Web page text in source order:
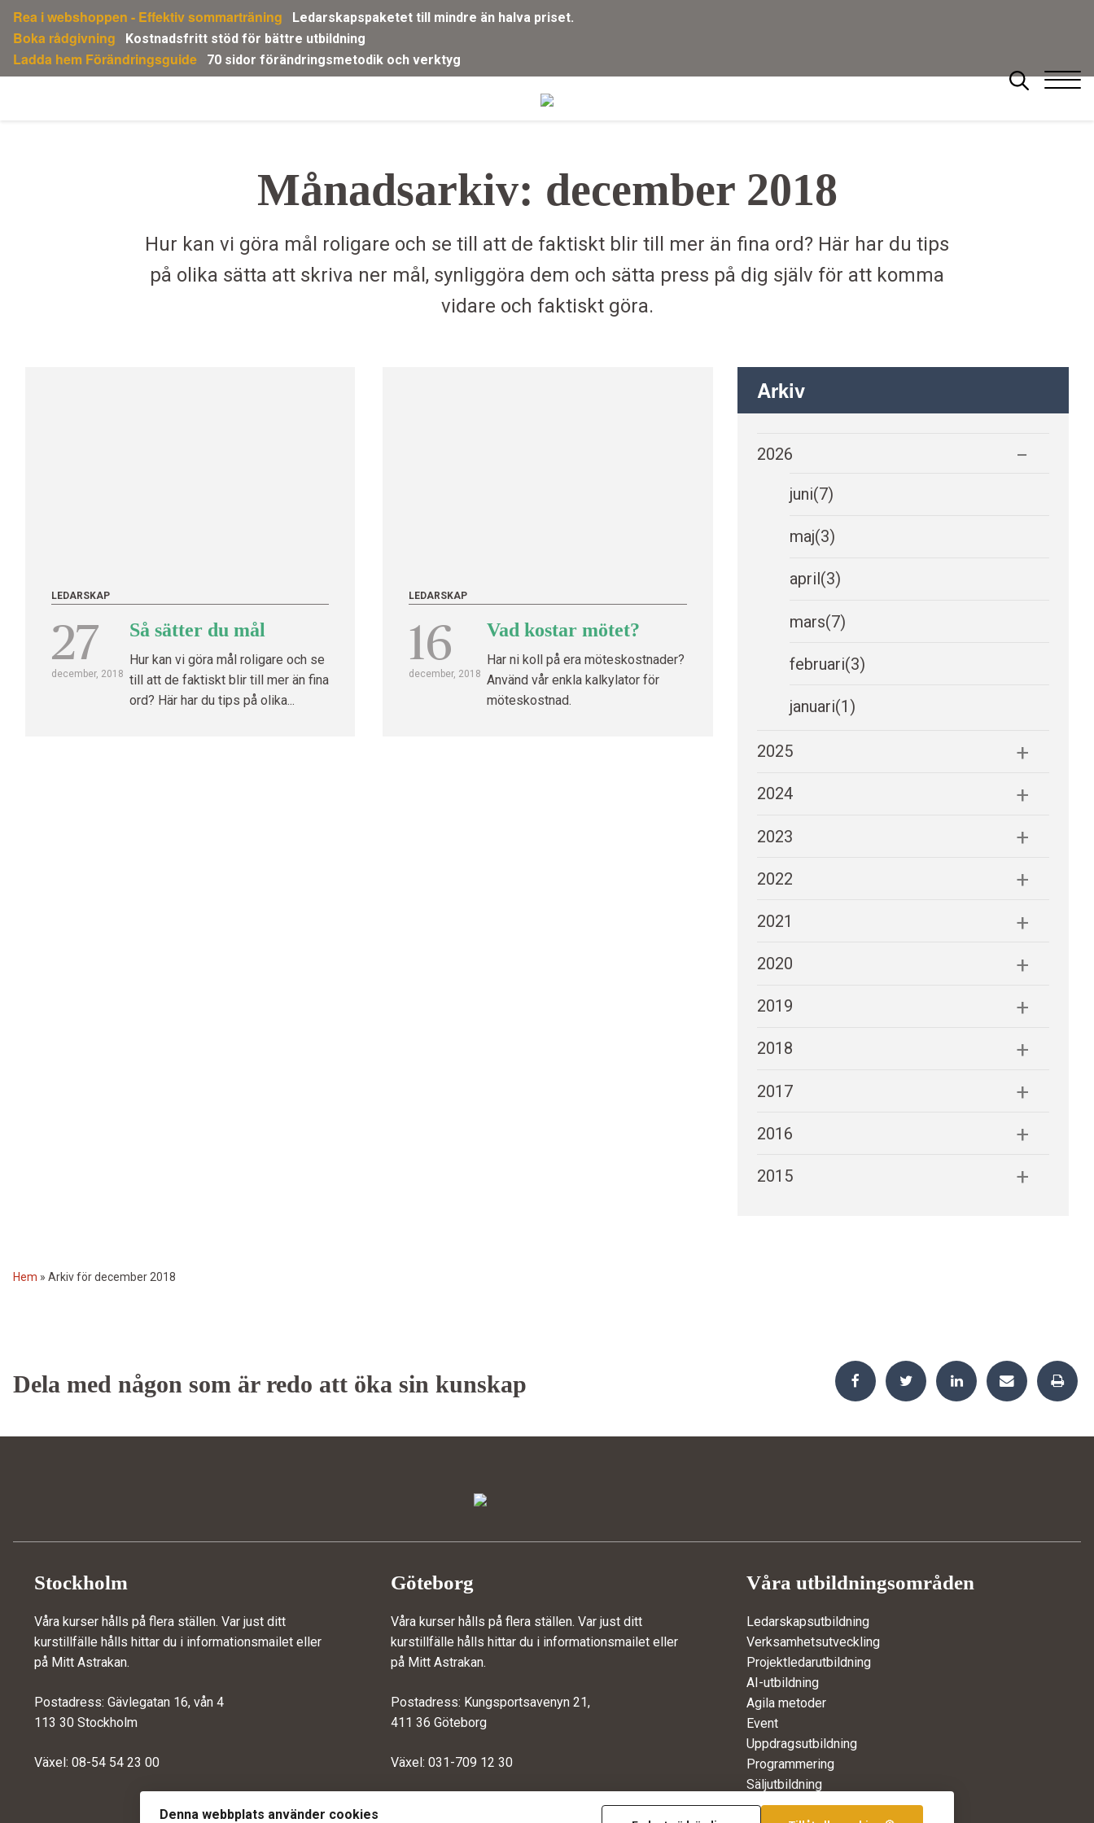
direkt
Rea i webshoppen - Effektiv sommarträning Ledarskapspaketet till mindre än halva priset.
Boka rådgivning Kostnadsfritt stöd för bättre utbildning
Ladda hem Förändringsguide 70 sidor förändringsmetodik och verktyg
Sök
Månadsarkiv: december 2018
Hur kan vi göra mål roligare och se till att de faktiskt blir till mer än fina ord? Här har du tips
på olika sätta att skriva ner mål, synliggöra dem och sätta press på dig själv för att komma
vidare och faktiskt göra.
LEDARSKAP
27
december, 2018
Så sätter du mål
Hur kan vi göra mål roligare och se
till att de faktiskt blir till mer än fina
ord? Här har du tips på olika...
LEDARSKAP
16
december, 2018
Vad kostar mötet?
Har ni koll på era möteskostnader?
Använd vår enkla kalkylator för
möteskostnad.
Arkiv
2026
juni(7)
maj(3)
april (3)
mars(7)
februari(3)
januari(1)
2025
2024
2023
2022
2021
2020
2019
2018
2017
2016
2015
Hem » Arkiv för december 2018
Dela med någon som är redo att öka sin kunskap
Stockholm
Våra kurser hålls på flera ställen. Var just ditt
kurstillfälle hålls hittar du i informationsmailet eller
på Mitt Astrakan.
Postadress: Gävlegatan 16, vån 4
113 30 Stockholm
Växel: 08-54 54 23 00
Göteborg
Våra kurser hålls på flera ställen. Var just ditt
kurstillfälle hålls hittar du i informationsmailet eller
på Mitt Astrakan.
Postadress: Kungsportsavenyn 21,
411 36 Göteborg
Växel: 031-709 12 30
Våra utbildningsområden
Ledarskapsutbildning
Verksamhetsutveckling
Projektledarutbildning
AI-utbildning
Agila metoder
Event
Uppdragsutbildning
Programmering
Säljutbildning
Denna webbplats använder cookies